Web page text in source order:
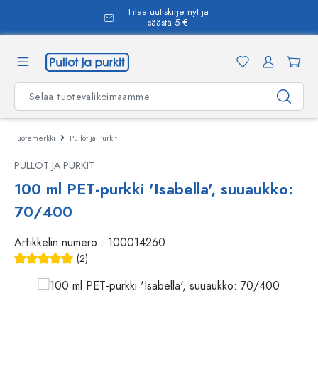
Tilaa uutiskirje nyt ja
säästä 5 €
Tuotemerkki Pullot ja Purkit
PULLOT JA PURKIT
100 ml PET-purkki 'Isabella', suuaukko:
70/400
Artikkelin numero : 100014260
(2)